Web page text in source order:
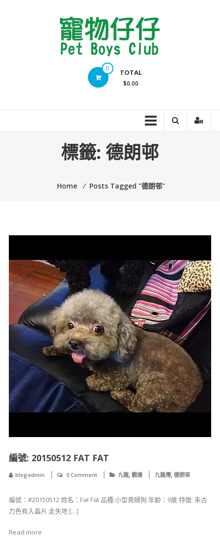
0 TOTAL
$0.00
標籤: 德朗邨
Home ⁄ Posts Tagged "德朗邨"
編號: 20150512 FAT FAT
blogadmin 0 Comment 九龍, 觀塘 九龍灣, 德朗邨
編號：#20150512 姓名：Fat Fat 品種:小型貴婦狗 年齡：9歲 特徵: 朱古
力色有入晶片 走失地 […]
Read more